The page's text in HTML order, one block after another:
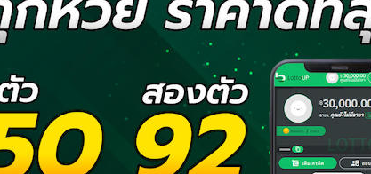
วงที่กำลังรุ่ง จะมีเงินเหลือเก็บ ใช้จ่ายได้
ด้ข่าวดี ส่วนคนโสดไปไหว้ขอพร พระตรีมูรติ
เขียว
ม่วง